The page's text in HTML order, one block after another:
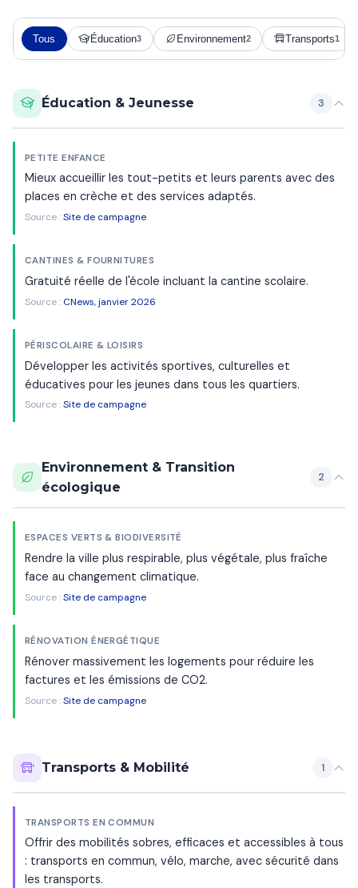
Tous Éducation3 Environnement2 Transports1
Éducation & Jeunesse 3
PETITE ENFANCE
Mieux accueillir les tout-petits et leurs parents avec des
places en crèche et des services adaptés.
Source :Site de campagne
CANTINES & FOURNITURES
Gratuité réelle de l'école incluant la cantine scolaire.
Source : CNews, janvier 2026
PÉRISCOLAIRE & LOISIRS
Développer les activités sportives, culturelles et
éducatives pour les jeunes dans tous les quartiers.
Source :Site de campagne
Environnement & Transition
écologique
2
ESPACES VERTS & BIODIVERSITÉ
Rendre la ville plus respirable, plus végétale, plus fraîche
face au changement climatique.
Source :Site de campagne
RÉNOVATION ÉNERGÉTIQUE
Rénover massivement les logements pour réduire les
factures et les émissions de CO2.
Source :Site de campagne
Transports & Mobilité 1
TRANSPORTS EN COMMUN
Offrir des mobilités sobres, efficaces et accessibles à tous
: transports en commun, vélo, marche, avec sécurité dans
les transports.